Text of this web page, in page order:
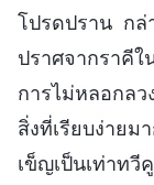
โปรดปราน กล่
ปราศจากราคี
การไม่หลอกลว
สิ่งที่เรียบง่ายม
เข็ญเป็นเท่าท